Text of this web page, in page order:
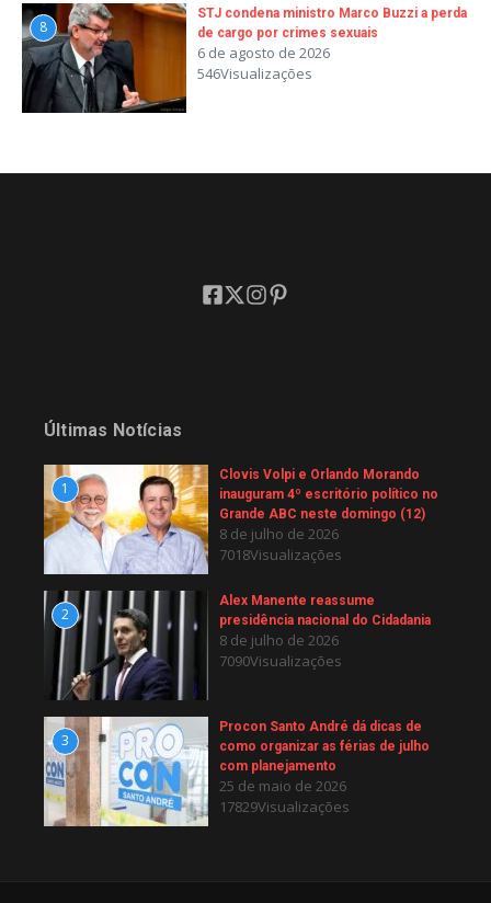
8
STJ condena ministro Marco Buzzi a perda
de cargo por crimes sexuais
6 de agosto de 2026
546Visualizações
Últimas Notícias
1
Clovis Volpi e Orlando Morando
inauguram 4º escritório político no
Grande ABC neste domingo (12)
8 de julho de 2026
7018Visualizações
2
Alex Manente reassume
presidência nacional do Cidadania
8 de julho de 2026
7090Visualizações
3
Procon Santo André dá dicas de
como organizar as férias de julho
com planejamento
25 de maio de 2026
17829Visualizações